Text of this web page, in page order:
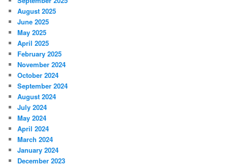
August 2025
June 2025
May 2025
April 2025
February 2025
November 2024
October 2024
September 2024
August 2024
July 2024
May 2024
April 2024
March 2024
January 2024
December 2023